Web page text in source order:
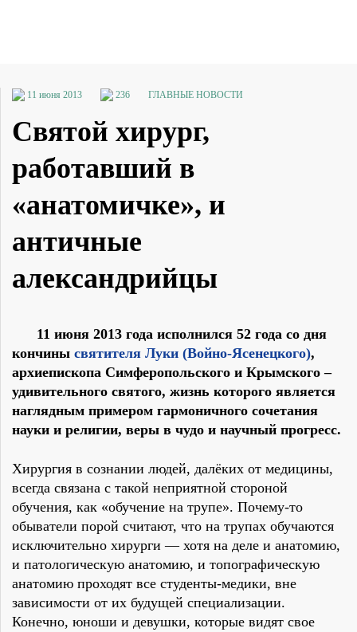
11 июня 2013 236 ГЛАВНЫЕ НОВОСТИ
Святой хирург,
работавший в
«анатомичке», и
античные
александрийцы
11 июня 2013 года исполнился 52 года со дня
кончины святителя Луки (Войно-Ясенецкого),
архиепископа Симферопольского и Крымского –
удивительного святого, жизнь которого является
наглядным примером гармоничного сочетания
науки и религии, веры в чудо и научный прогресс.
Хирургия в сознании людей, далёких от медицины,
всегда связана с такой неприятной стороной
обучения, как «обучение на трупе». Почему-то
обыватели порой считают, что на трупах обучаются
исключительно хирурги — хотя на деле и анатомию,
и патологическую анатомию, и топографическую
анатомию проходят все студенты-медики, вне
зависимости от их будущей специализации.
Конечно, юноши и девушки, которые видят свое